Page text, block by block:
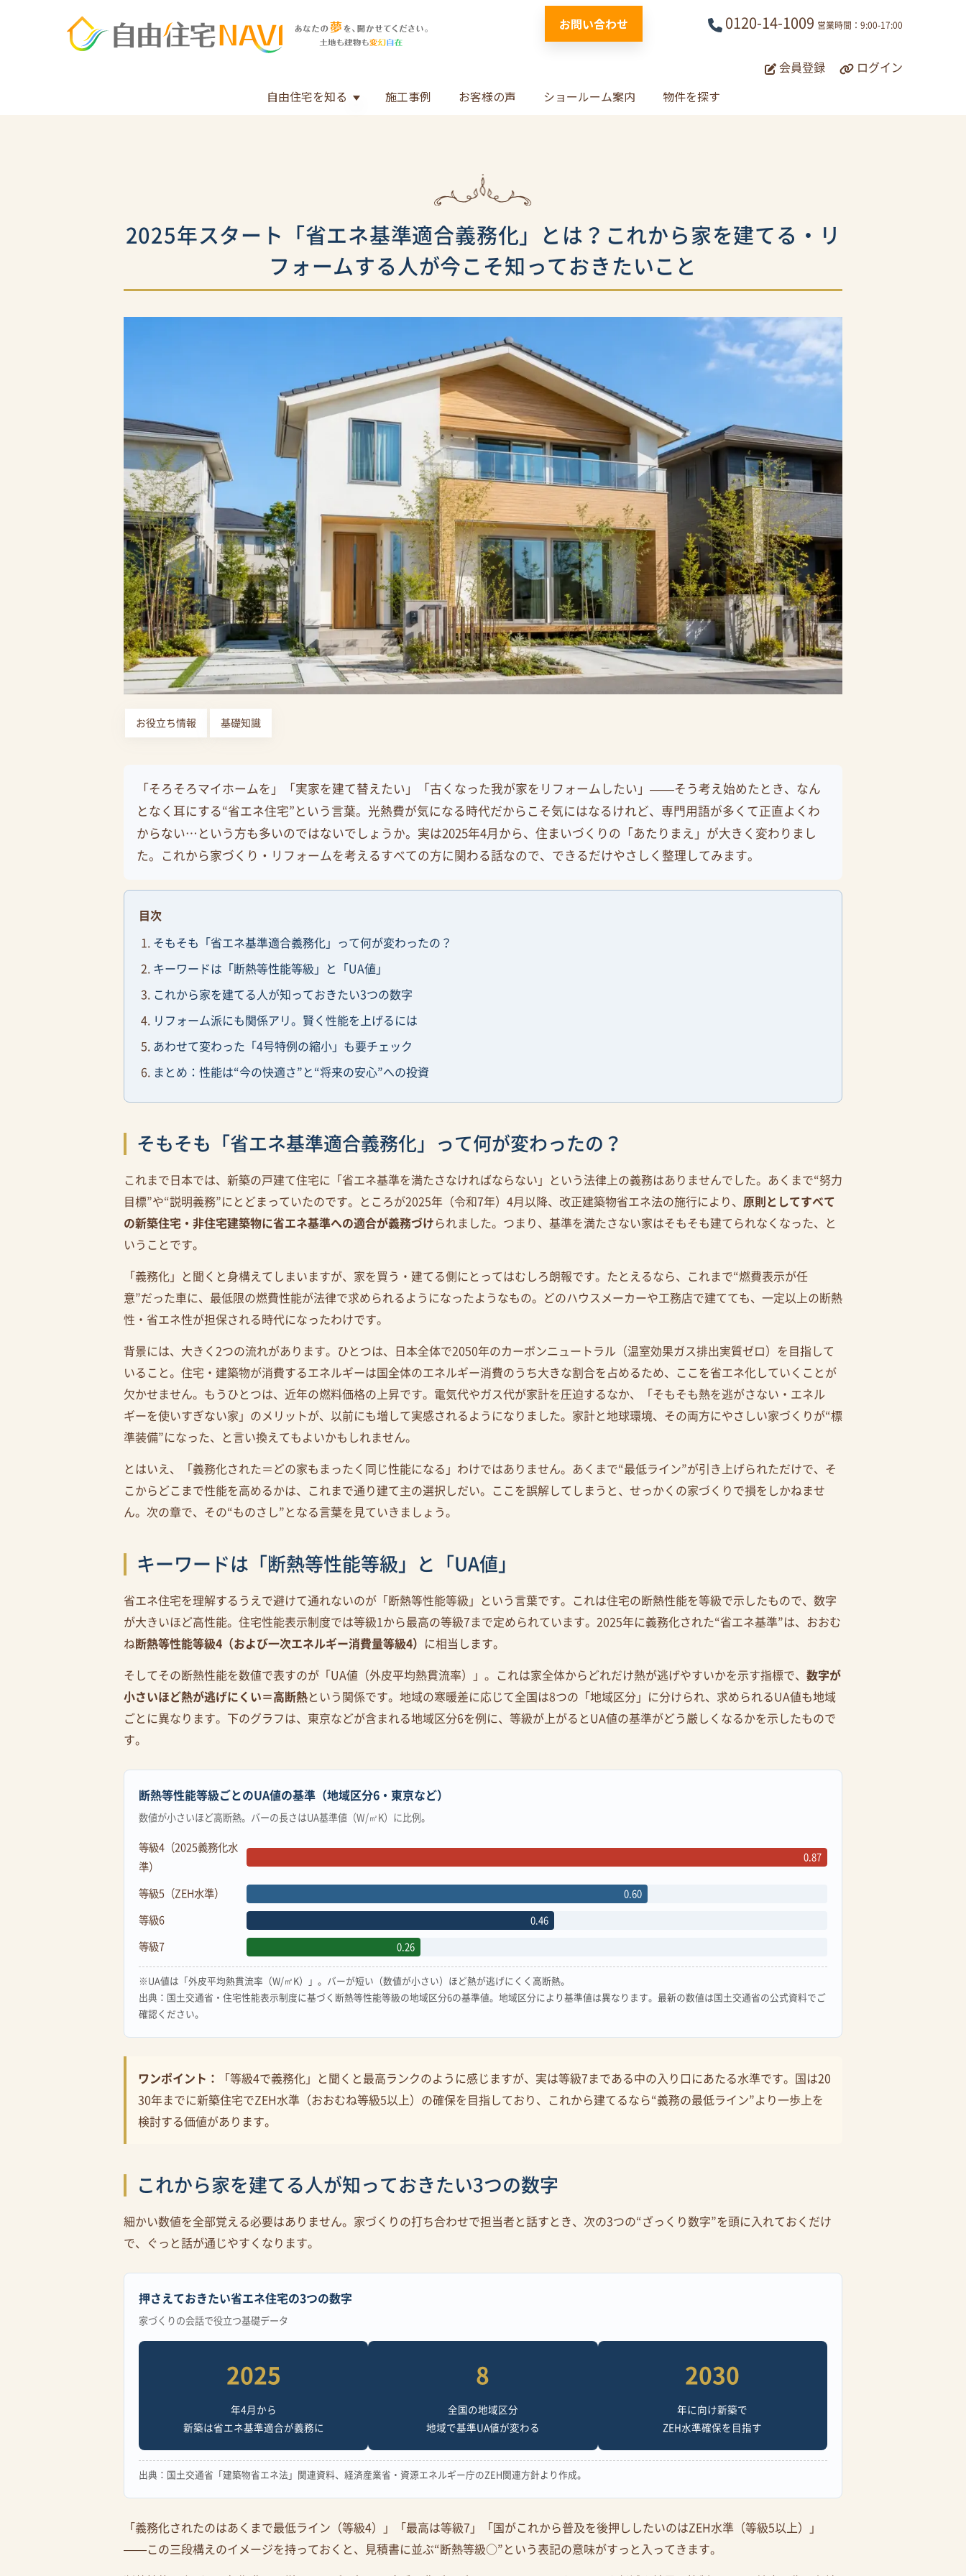
お問い合わせ 0120-14-1009 営業時間：9:00-17:00
会員登録 ログイン
自由住宅を知る 施工事例 お客様の声 ショールーム案内 物件を探す
2025年スタート「省エネ基準適合義務化」とは？これから家を建てる・リ
フォームする人が今こそ知っておきたいこと
お役立ち情報 基礎知識
「そろそろマイホームを」「実家を建て替えたい」「古くなった我が家をリフォームしたい」——そう考え始めたとき、なん
となく耳にする“省エネ住宅”という言葉。光熱費が気になる時代だからこそ気にはなるけれど、専門用語が多くて正直よくわ
からない…という方も多いのではないでしょうか。実は2025年4月から、住まいづくりの「あたりまえ」が大きく変わりまし
た。これから家づくり・リフォームを考えるすべての方に関わる話なので、できるだけやさしく整理してみます。
目次
そもそも「省エネ基準適合義務化」って何が変わったの？
キーワードは「断熱等性能等級」と「UA値」
これから家を建てる人が知っておきたい3つの数字
リフォーム派にも関係アリ。賢く性能を上げるには
あわせて変わった「4号特例の縮小」も要チェック
まとめ：性能は“今の快適さ”と“将来の安心”への投資
そもそも「省エネ基準適合義務化」って何が変わったの？
これまで日本では、新築の戸建て住宅に「省エネ基準を満たさなければならない」という法律上の義務はありませんでした。あくまで“努力
目標”や“説明義務”にとどまっていたのです。ところが2025年（令和7年）4月以降、改正建築物省エネ法の施行により、 原則としてすべて
の新築住宅・非住宅建築物に省エネ基準への適合が義務づけ られました。つまり、基準を満たさない家はそもそも建てられなくなった、と
いうことです。
「義務化」と聞くと身構えてしまいますが、家を買う・建てる側にとってはむしろ朗報です。たとえるなら、これまで“燃費表示が任
意”だった車に、最低限の燃費性能が法律で求められるようになったようなもの。どのハウスメーカーや工務店で建てても、一定以上の断熱
性・省エネ性が担保される時代になったわけです。
背景には、大きく2つの流れがあります。ひとつは、日本全体で2050年のカーボンニュートラル（温室効果ガス排出実質ゼロ）を目指して
いること。住宅・建築物が消費するエネルギーは国全体のエネルギー消費のうち大きな割合を占めるため、ここを省エネ化していくことが
欠かせません。もうひとつは、近年の燃料価格の上昇です。電気代やガス代が家計を圧迫するなか、「そもそも熱を逃がさない・エネル
ギーを使いすぎない家」のメリットが、以前にも増して実感されるようになりました。家計と地球環境、その両方にやさしい家づくりが“標
準装備”になった、と言い換えてもよいかもしれません。
とはいえ、「義務化された＝どの家もまったく同じ性能になる」わけではありません。あくまで“最低ライン”が引き上げられただけで、そ
こからどこまで性能を高めるかは、これまで通り建て主の選択しだい。ここを誤解してしまうと、せっかくの家づくりで損をしかねませ
ん。次の章で、その“ものさし”となる言葉を見ていきましょう。
キーワードは「断熱等性能等級」と「UA値」
省エネ住宅を理解するうえで避けて通れないのが「断熱等性能等級」という言葉です。これは住宅の断熱性能を等級で示したもので、数字
が大きいほど高性能。住宅性能表示制度では等級1から最高の等級7まで定められています。2025年に義務化された“省エネ基準”は、おおむ
ね断熱等性能等級4（および一次エネルギー消費量等級4） に相当します。
そしてその断熱性能を数値で表すのが「UA値（外皮平均熱貫流率）」。これは家全体からどれだけ熱が逃げやすいかを示す指標で、 数字が
小さいほど熱が逃げにくい＝高断熱という関係です。地域の寒暖差に応じて全国は8つの「地域区分」に分けられ、求められるUA値も地域
ごとに異なります。下のグラフは、東京などが含まれる地域区分6を例に、等級が上がるとUA値の基準がどう厳しくなるかを示したもので
す。
断熱等性能等級ごとのUA値の基準（地域区分6・東京など）
数値が小さいほど高断熱。バーの長さはUA基準値（W/㎡K）に比例。
等級4（2025義務化水
準）
0.87
等級5（ZEH水準） 0.60
等級6 0.46
等級7 0.26
※UA値は「外皮平均熱貫流率（W/㎡K）」。バーが短い（数値が小さい）ほど熱が逃げにくく高断熱。
出典：国土交通省・住宅性能表示制度に基づく断熱等性能等級の地域区分6の基準値。地域区分により基準値は異なります。最新の数値は国土交通省の公式資料でご
確認ください。
ワンポイント：
「等級4で義務化」と聞くと最高ランクのように感じますが、実は等級7まである中の入り口にあたる水準です。国は20
30年までに新築住宅でZEH水準（おおむね等級5以上）の確保を目指しており、これから建てるなら“義務の最低ライン”より一歩上を
検討する価値があります。
これから家を建てる人が知っておきたい3つの数字
細かい数値を全部覚える必要はありません。家づくりの打ち合わせで担当者と話すとき、次の3つの“ざっくり数字”を頭に入れておくだけ
で、ぐっと話が通じやすくなります。
押さえておきたい省エネ住宅の3つの数字
家づくりの会話で役立つ基礎データ
2025
年4月から
新築は省エネ基準適合が義務に
8
全国の地域区分
地域で基準UA値が変わる
2030
年に向け新築で
ZEH水準確保を目指す
出典：国土交通省「建築物省エネ法」関連資料、経済産業省・資源エネルギー庁のZEH関連方針より作成。
「義務化されたのはあくまで最低ライン（等級4）」「最高は等級7」「国がこれから普及を後押ししたいのはZEH水準（等級5以上）」
——この三段構えのイメージを持っておくと、見積書に並ぶ“断熱等級○”という表記の意味がすっと入ってきます。